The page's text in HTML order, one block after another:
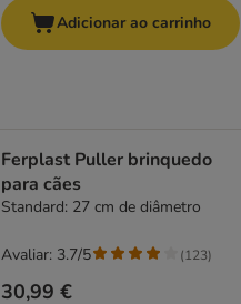
Adicionar ao carrinho
Ferplast Puller brinquedo
para cães
Standard: 27 cm de diâmetro
30,99 €
Avaliar: 3.7/5 (123)